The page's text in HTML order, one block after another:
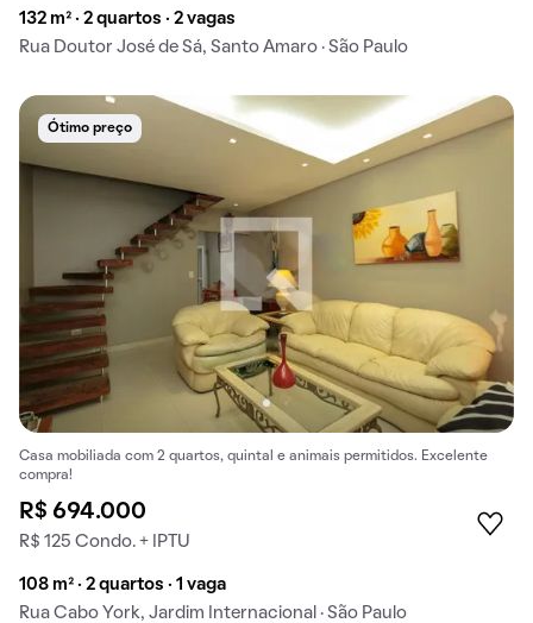
132 m² · 2 quartos · 2 vagas
Rua Doutor José de Sá, Santo Amaro · São Paulo
Ótimo preço
Casa mobiliada com 2 quartos, quintal e animais permitidos. Excelente
compra!
R$ 694.000
R$ 125 Condo. + IPTU
108 m² · 2 quartos · 1 vaga
Rua Cabo York, Jardim Internacional · São Paulo